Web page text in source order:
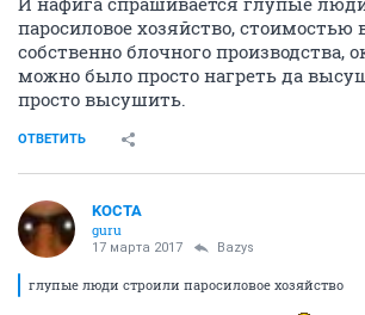
паросиловое хозяйство, стоимостью
собственно блочного производства,
можно было просто нагреть да
просто высушить.
ОТВЕТИТЬ
KOCTA
guru
17 марта 2017 Bazys
глупые люди строили паросиловое хозяйство